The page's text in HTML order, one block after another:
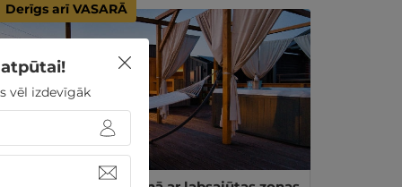
Derīgs arī VASARĀ
vēl izdevīgāk